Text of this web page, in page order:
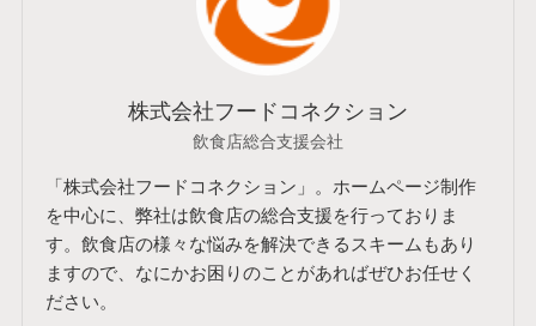
株式会社フードコネクション
飲食店総合支援会社
「株式会社フードコネクション」。ホームページ制作
を中心に、弊社は飲食店の総合支援を行っておりま
す。飲食店の様々な悩みを解決できるスキームもあり
ますので、なにかお困りのことがあればぜひお任せく
ださい。